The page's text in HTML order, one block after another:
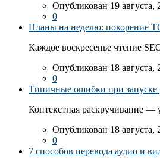
Опубликован 19 августа,
0
Планы на неделю: покорение
Каждое воскресенье чтение
Опубликован 18 августа,
0
Типичные ошибки при запуске
Контекстная раскручивание —
Опубликован 18 августа,
0
7 способов перевода аудио и